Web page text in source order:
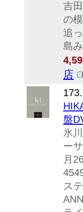
吉
の
追
島
店
173.
盤
氷
ー
月
ス